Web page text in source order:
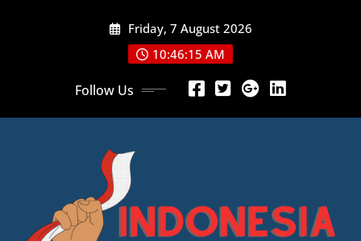
Friday, 7 August 2026
10:46:17 AM
Follow Us